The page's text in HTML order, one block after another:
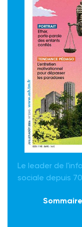
Le leader de
sociale depuis
Sommaire